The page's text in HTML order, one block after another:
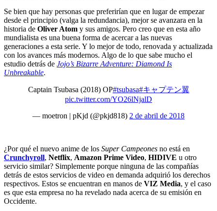
Se bien que hay personas que preferirían que en lugar de empezar
desde el principio (valga la redundancia), mejor se avanzara en la
historia de Oliver Atom y sus amigos. Pero creo que en esta año
mundialista es una buena forma de acercar a las nuevas
generaciones a esta serie. Y lo mejor de todo, renovada y actualizada
con los avances más modernos. Algo de lo que sabe mucho el
estudio detrás de Jojo’s Bizarre Adventure: Diamond Is
Unbreakable.
Captain Tsubasa (2018) OP#tsubasa#キャプテン翼
pic.twitter.com/YO26lNjalD
— moetron | pKjd (@pkjd818) 2 de abril de 2018
¿Por qué el nuevo anime de los Super Campeones no está en
Crunchyroll, Netflix, Amazon Prime Video, HIDIVE u otro
servicio similar? Simplemente porque ninguna de las compañías
detrás de estos servicios de video en demanda adquirió los derechos
respectivos. Estos se encuentran en manos de VIZ Media, y el caso
es que esta empresa no ha revelado nada acerca de su emisión en
Occidente.